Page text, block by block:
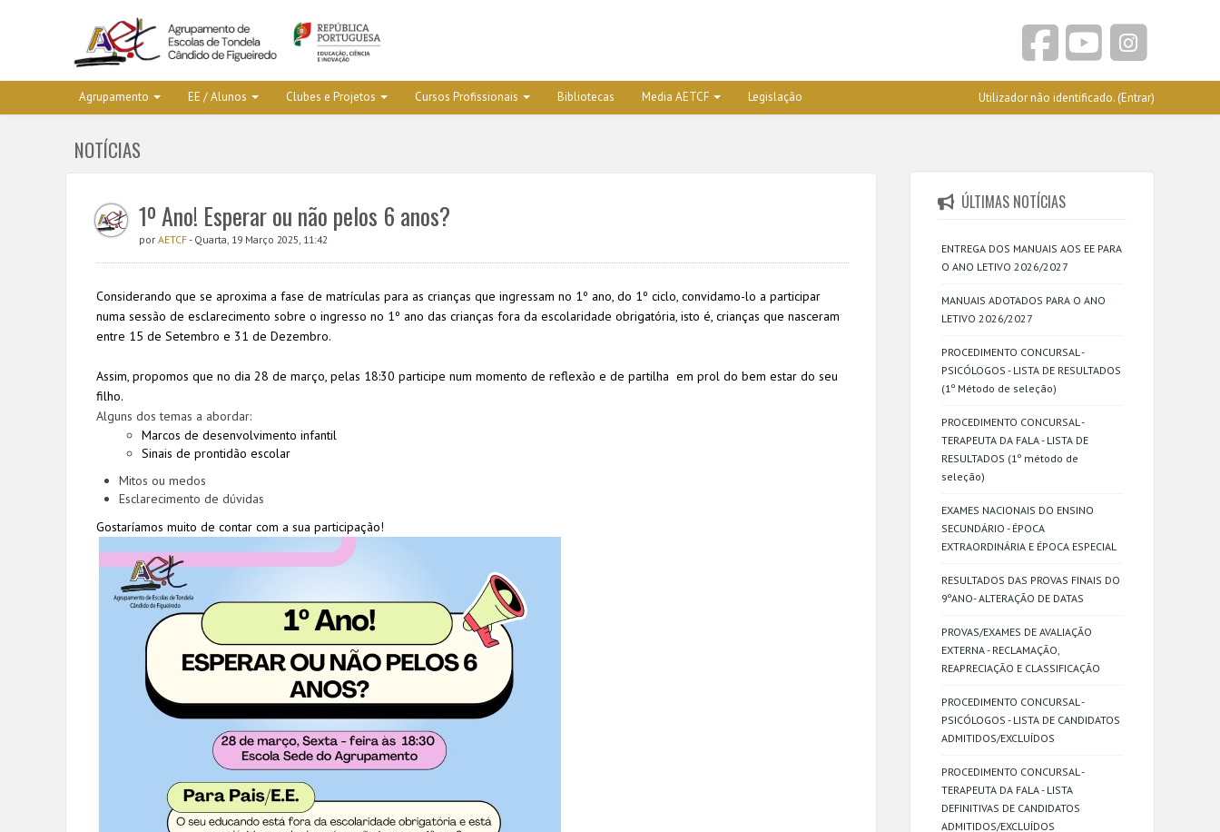
Agrupamento EE / Alunos Clubes e Projetos Cursos Profissionais Bibliotecas Media AETCF Legislação Utilizador não identificado. (Entrar)
NOTÍCIAS
1º Ano! Esperar ou não pelos 6 anos?
por AETCF- Quarta, 19 Março 2025, 11:42
Considerando que se aproxima a fase de matrículas para as crianças que ingressam no 1º ano, do 1º ciclo, convidamo-lo a participar
numa sessão de esclarecimento sobre o ingresso no 1º ano das crianças fora da escolaridade obrigatória, isto é, crianças que nasceram
entre 15 de Setembro e 31 de Dezembro.
Assim, propomos que no dia 28 de março, pelas 18:30 participe num momento de reflexão e de partilha em prol do bem estar do seu
filho.
Alguns dos temas a abordar:
Marcos de desenvolvimento infantil
Sinais de prontidão escolar
Mitos ou medos
Esclarecimento de dúvidas
Gostaríamos muito de contar com a sua participação!
ÚLTIMAS NOTÍCIAS
ENTREGA DOS MANUAIS AOS EE PARA
O ANO LETIVO 2026/2027
MANUAIS ADOTADOS PARA O ANO
LETIVO 2026/2027
PROCEDIMENTO CONCURSAL -
PSICÓLOGOS - LISTA DE RESULTADOS
(1º Método de seleção)
PROCEDIMENTO CONCURSAL -
TERAPEUTA DA FALA - LISTA DE
RESULTADOS (1º método de
seleção)
EXAMES NACIONAIS DO ENSINO
SECUNDÁRIO - ÉPOCA
EXTRAORDINÁRIA E ÉPOCA ESPECIAL
RESULTADOS DAS PROVAS FINAIS DO
9ºANO- ALTERAÇÃO DE DATAS
PROVAS/EXAMES DE AVALIAÇÃO
EXTERNA - RECLAMAÇÃO,
REAPRECIAÇÃO E CLASSIFICAÇÃO
PROCEDIMENTO CONCURSAL -
PSICÓLOGOS - LISTA DE CANDIDATOS
ADMITIDOS/EXCLUÍDOS
PROCEDIMENTO CONCURSAL -
TERAPEUTA DA FALA - LISTA
DEFINITIVAS DE CANDIDATOS
ADMITIDOS/EXCLUÍDOS